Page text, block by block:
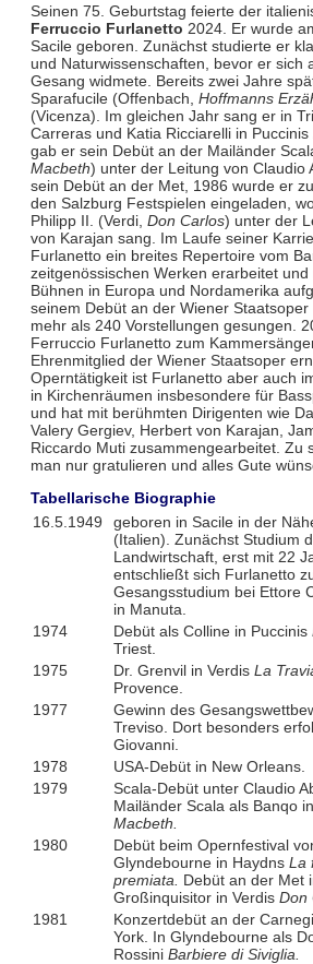
Seinen 75. Geburtstag feierte der
Ferruccio Furlanetto 2024. Er wurde
Sacile geboren. Zunächst studierte er
und Naturwissenschaften, bevor er sich
Gesang widmete. Bereits zwei Jahre
Sparafucile (Offenbach, Hoffmanns
(Vicenza). Im gleichen Jahr sang er in
Carreras und Katia Ricciarelli in Puccinis
gab er sein Debüt an der Mailänder
Macbeth) unter der Leitung von Claudio
sein Debüt an der Met, 1986 wurde er
den Salzburg Festspielen eingeladen,
Philipp II. (Verdi, Don Carlos) unter der
von Karajan sang. Im Laufe seiner
Furlanetto ein breites Repertoire vom
zeitgenössischen Werken erarbeitet
Bühnen in Europa und Nordamerika
seinem Debüt an der Wiener
mehr als 240 Vorstellungen gesungen.
Ferruccio Furlanetto zum
Ehrenmitglied der Wiener Staatsoper
Operntätigkeit ist Furlanetto aber auch
in Kirchenräumen insbesondere für
und hat mit berühmten Dirigenten wie
Valery Gergiev, Herbert von Karajan,
Riccardo Muti zusammengearbeitet. Zu
man nur gratulieren und alles Gute
Tabellarische Biographie
16.5.1949
geboren in Sacile in der
(Italien). Zunächst Studium
Landwirtschaft, erst mit 22
entschließt sich Furlanetto
Gesangsstudium bei Ettore
in Manuta.
1974
Debüt als Colline in Puccinis
Triest.
1975
Dr. Grenvil in Verdis La
Provence.
1977
Gewinn des
Treviso. Dort besonders
Giovanni.
1978
USA-Debüt in New Orleans.
1979
Scala-Debüt unter Claudio
Mailänder Scala als Banqo
Macbeth.
1980
Debüt beim Opernfestival
Glyndebourne in Haydns La
premiata.
Debüt an der Met
Großinquisitor in Verdis Don
1981
Konzertdebüt an der
York. In Glyndebourne als
Rossini Barbiere di Siviglia.